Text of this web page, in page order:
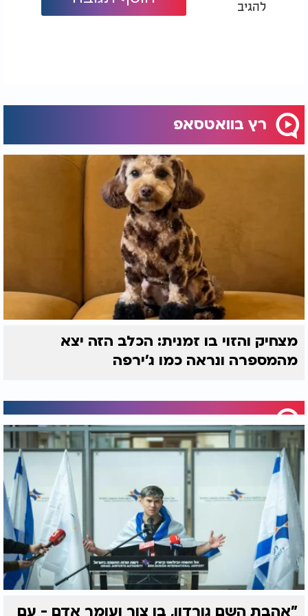
ביותר באנגליה. כיום ארגון השימור ההיסטורי של
הקיץ הוא נפתח מדי יום למבקרים.
להגיב
רץ בוואטסאפ
מצחיק והזוי בו זמנית: הכלב הזה יצא
מהמספרה ונראה כמו ג'ירפה
"אהבת השם גורדון, בן צור ועומר אדם - עם